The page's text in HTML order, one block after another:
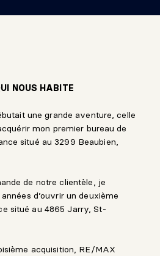
NOUS HABITE
une grande aventure, celle
mon premier bureau de
situé au 3299 Beaubien,
de notre clientèle, je
d’ouvrir un deuxième
situé au 4865 Jarry, St-
acquisition, RE/MAX